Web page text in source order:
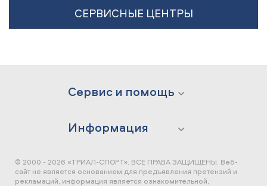
СЕРВИСНЫЕ ЦЕНТРЫ
Сервис и помощь
Информация
© 2000 - 2026 «ТРИАЛ-СПОРТ». ВСЕ ПРАВА ЗАЩИЩЕНЫ. Веб-
сайт не является основанием для предъявления претензий и
рекламаций, информация является ознакомительной,